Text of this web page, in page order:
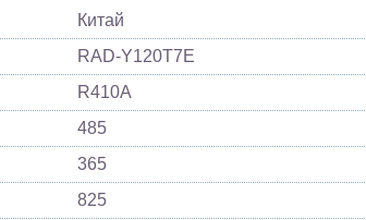
Китай
RAD-Y120T7E
R410A
485
365
825